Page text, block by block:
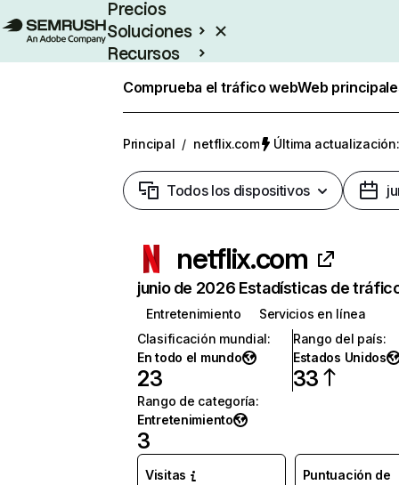
Precios
Soluciones
Recursos
Comprueba el tráfico webWeb
Principal / netflix.com Última
Todos los dispositivos
netflix.com
junio de 2026 Estadísticas de
Entretenimiento
Servicios en línea
Clasificación mundial:
En todo el mundo
23
Rango del país:
Estados Unidos
33
Rango de categoría:
Entretenimiento
3
Visitas
Puntuación de